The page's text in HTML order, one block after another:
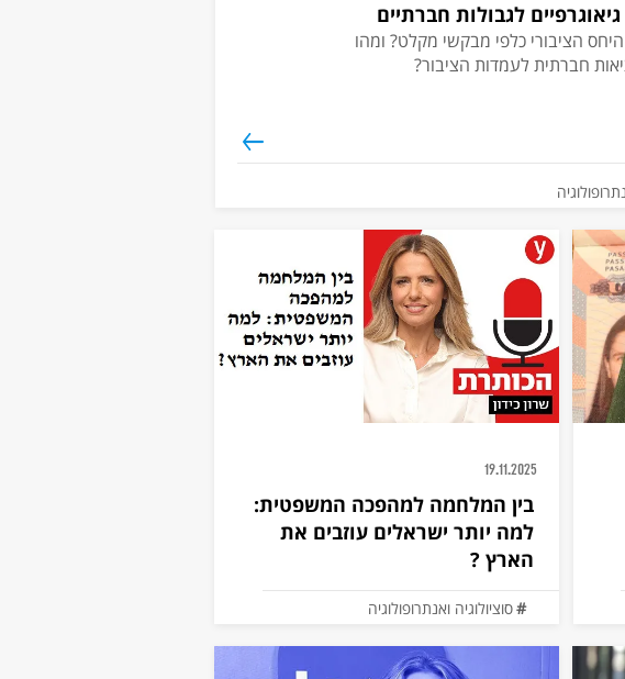
גיאוגרפיים לגבולות חברתיים
הציבורי כלפי מבקשי מקלט? ומהו
חברתית לעמדות הציבור?
19.11.2025
בין המלחמה למהפכה המשפטית:
למה יותר ישראלים עוזבים את
הארץ ?
סוציולוגיה ואנתרופולוגיה